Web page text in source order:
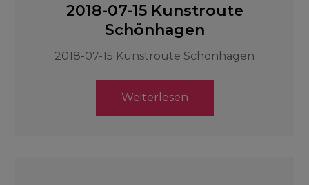
2018-07-15 Kunstroute
Schönhagen
2018-07-15 Kunstroute Schönhagen
Weiterlesen